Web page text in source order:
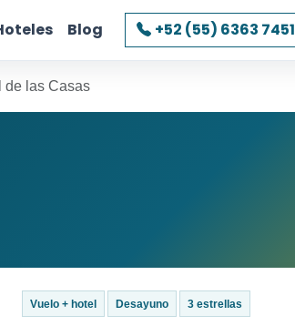
Blog +52 (55) 6363 7451
de las Casas
Vuelo + hotel Desayuno 3 estrellas